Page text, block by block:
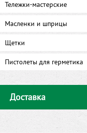
Тележки-мастерские
Масленки и шприцы
Щетки
Пистолеты для герметика
Доставка